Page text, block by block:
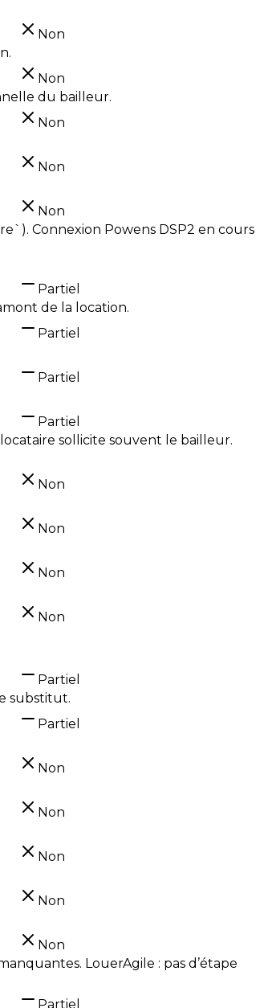
Non
Non
du bailleur.
Non
Non
Non
Connexion Powens DSP2 en cours
Partiel
de la location.
Partiel
Partiel
Partiel
sollicite souvent le bailleur.
Non
Non
Non
Non
Partiel
substitut.
Partiel
Non
Non
Non
Non
Non
LouerAgile : pas d’étape
Partiel